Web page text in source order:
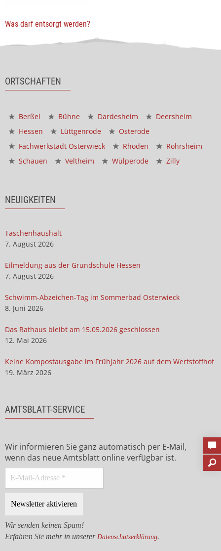
Was darf entsorgt werden?
ORTSCHAFTEN
Berßel Bühne Dardesheim
Deersheim
Hessen
Lüttgenrode
Osterode
Fachwerkstadt Osterwieck
Rhoden
Rohrsheim
Schauen
Veltheim Wülperode Zilly
NEUIGKEITEN
Taschenhaushalt
7. August 2026
Eilmeldung aus der Grundschule Hessen
7. August 2026
Schwimm-Abzeichen-Tag im Sommerbad Osterwieck
8. Juni 2026
Das Rathaus bleibt am 15.05.2026 geschlossen
12. Mai 2026
Keine Kompostausgabe im Frühjahr 2026 auf dem Wertstoffhof
19. März 2026
AMTSBLATT-SERVICE
Wir informieren Sie ganz automatisch per E-Mail,
wenn das neue Amtsblatt online verfügbar ist.
Wir senden keinen Spam!
Erfahren Sie mehr in unserer Datenschutzerklärung.